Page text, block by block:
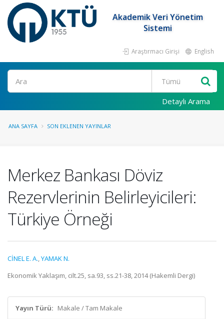
Akademik Veri Yönetim
Sistemi
Araştırmacı Girişi English
Ara
Detaylı Arama
ANA SAYFA SON EKLENEN YAYINLAR
Merkez Bankası Döviz
Rezervlerinin Belirleyicileri:
Türkiye Örneği
CİNEL E. A.,YAMAK N.
Ekonomik Yaklaşım, cilt.25, sa.93, ss.21-38, 2014 (Hakemli Dergi)
Yayın Türü: Makale / Tam Makale